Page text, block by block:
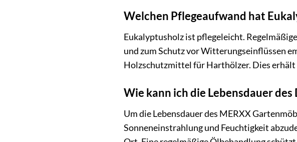
Welchen Pflegeaufwand hat
Eukalyptusholz ist pflegeleicht.
und zum Schutz vor Witterungseinflüssen
Holzschutzmittel für Harthölzer. Dies erhält
Wie kann ich die Lebensdauer
Um die Lebensdauer des MERXX
Sonneneinstrahlung und Feuchtigkeit